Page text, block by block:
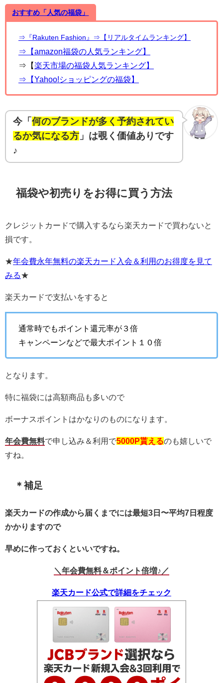
おすすめ「人気の福袋」
⇒『Rakuten Fashion』 ⇒【リアルタイムランキング】
⇒【amazon福袋の人気ランキング】
⇒【楽天市場の福袋人気ランキング】
⇒【Yahoo!ショッピングの福袋】
今「何のブランドが多く予約されてい
るか気になる方 」は覗く価値ありです
♪
福袋や初売りをお得に買う方法
クレジットカードで購入するなら楽天カードで買わないと
損です。
★年会費永年無料の楽天カード入会＆利用のお得度を見て
みる★
楽天カードで支払いをすると
通常時でもポイント還元率が３倍
キャンペーンなどで最大ポイント１０倍
となります。
特に福袋には高額商品も多いので
ボーナスポイントはかなりのものになります。
年会費無料で申し込み＆利用で5000P貰えるのも嬉しいで
すね。
＊補足
楽天カードの作成から届くまでには最短3日〜平均7日程度
かかりますので
早めに作っておくといいですね。
＼年会費無料＆ポイント倍増♪／
楽天カード公式で詳細をチェック